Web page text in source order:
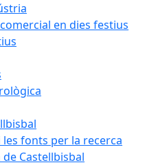
en dies festius
les fonts per la recerca
Castellbisbal